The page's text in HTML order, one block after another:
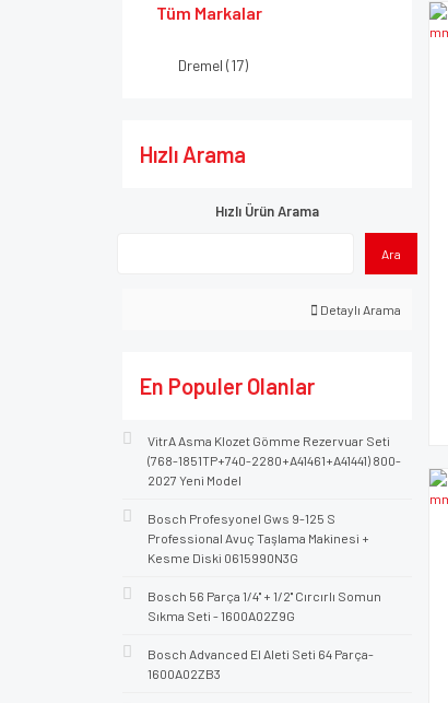
Tüm Markalar
Dremel (17)
Hızlı Arama
Hızlı Ürün Arama
Ara
Detaylı Arama
En Populer Olanlar
VitrA Asma Klozet Gömme Rezervuar Seti
(768-1851TP+740-2280+A41461+A41441) 800-
2027 Yeni Model
Bosch Profesyonel Gws 9-125 S
Professional Avuç Taşlama Makinesi +
Kesme Diski 0615990N3G
Bosch 56 Parça 1/4'' + 1/2'' Cırcırlı Somun
Sıkma Seti - 1600A02Z9G
Bosch Advanced El Aleti Seti 64 Parça-
1600A02ZB3